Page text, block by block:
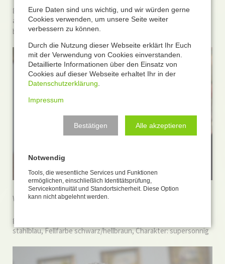
geboren am 19.10.2014, aktuelles Gewicht 885g, Augenfarbe
abendhimmelblau, Fellfarbe schwarz/braun, Charakter:
bezaubernd
Welpendame Nummer 4:
geboren am 19.10.2014, aktuelles Gewicht 820g, Augenfarbe
stahlblau, Fellfarbe schwarz/hellbraun, Charakter: supersonnig
Eure Daten sind uns wichtig, und wir würden gerne
Cookies verwenden, um unsere Seite weiter
verbessern zu können.
Durch die Nutzung dieser Webseite erklärt Ihr Euch
mit der Verwendung von Cookies einverstanden.
Detaillierte Informationen über den Einsatz von
Cookies auf dieser Webseite erhaltet Ihr in der
Datenschutzerklärung
Impressum
Bestätigen Alle akzeptieren
Notwendig
Tools, die wesentliche Services und Funktionen
ermöglichen, einschließlich Identitätsprüfung,
Servicekontinuität und Standortsicherheit. Diese Option
kann nicht abgelehnt werden.